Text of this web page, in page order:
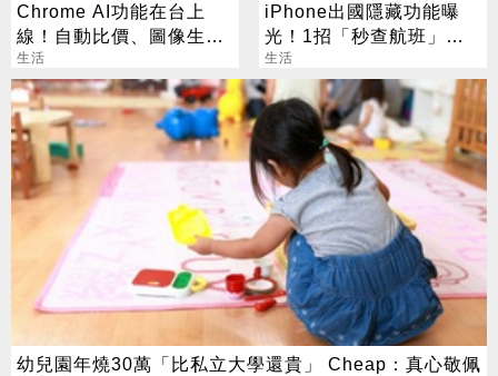
Chrome AI功能在台上
線！自動比價、圖像生成
化身最強助理
生活
iPhone出國隱藏功能曝
光！1招「秒查航班」萬
人狂讚：超方便
生活
幼兒園年燒30萬「比私立大學還貴」 Cheap：真心敬佩